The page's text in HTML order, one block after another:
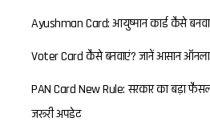
Ayushman Card: आयुष्मान कार्ड कैसे
Voter Card कैसे बनवाएं? जानें आसान
PAN Card New Rule: सरकार का बड़ा
जरूरी अपडेट